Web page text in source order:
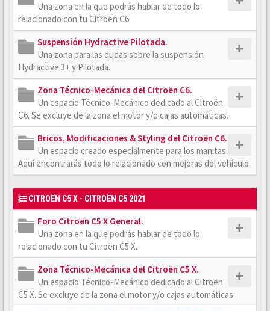
Una zona en la que podrás hablar de todo lo
relacionado con tu Citroën C6.
Suspensión Hydractive Pilotada.
Una zona para las dudas sobre la suspensión
Hydractive 3+ y Pilotada.
Zona Técnico-Mecánica del Citroën C6.
Un espacio Técnico-Mecánico dedicado al Citroën
C6. Se excluye de la zona el motor y/o cajas automáticas.
Bricos, Modificaciones & Styling del Citroën C6.
Un espacio creado especialmente para los manitas.
Aquí encontrarás todo lo relacionado con mejoras del vehículo.
CITROËN C5 X - CITROËN C5 2021
Foro Citroën C5 X General.
Una zona en la que podrás hablar de todo lo
relacionado con tu Citroën C5 X.
Zona Técnico-Mecánica del Citroën C5 X.
Un espacio Técnico-Mecánico dedicado al Citroën
C5 X. Se excluye de la zona el motor y/o cajas automáticas.